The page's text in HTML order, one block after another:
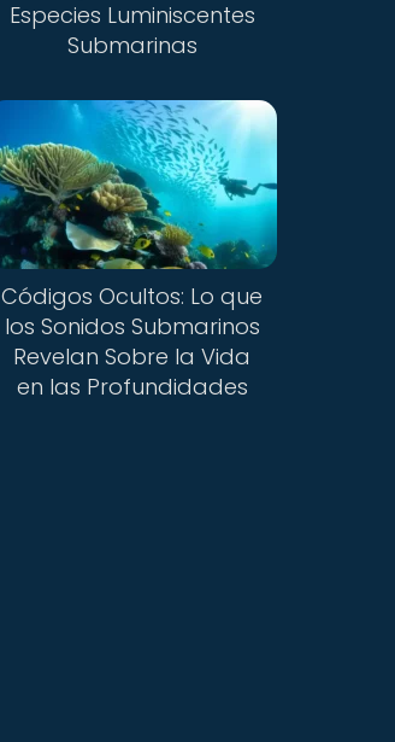
Especies Luminiscentes
Submarinas
Códigos Ocultos: Lo que
los Sonidos Submarinos
Revelan Sobre la Vida
en las Profundidades